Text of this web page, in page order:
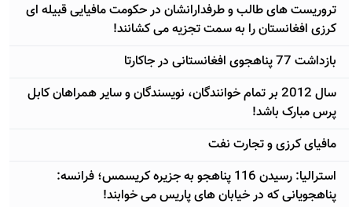
تروریست های طالب و طرفدارانشان در حکومت مافیایی قبیله ای
کرزی افغانستان را به سمت تجزیه می کشانند!
بازداشت 77 پناهجوی افغانستانی در جاکارتا
سال 2012 بر تمام خوانندگان، نویسندگان و سایر همراهان کابل
پرس مبارک باشد!
مافیای کرزی و تجارت نفت
استرالیا: رسیدن 116 پناهجو به جزیره کریسمس؛ فرانسه:
پناهجویانی که در خیابان های پاریس می خوابند!